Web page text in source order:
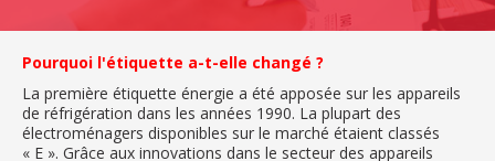
Pourquoi l'étiquette a-t-elle changé ?
La première étiquette énergie a été apposée sur les appareils
de réfrigération dans les années 1990. La plupart des
électroménagers disponibles sur le marché étaient classés
« E ». Grâce aux innovations dans le secteur des appareils